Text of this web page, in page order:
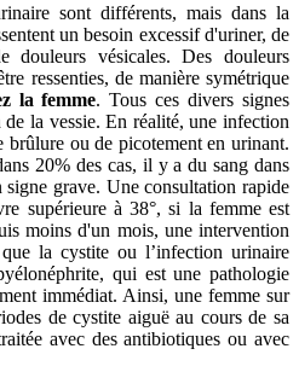
sont différents, mais dans la
un besoin excessif d'uriner, de
douleurs vésicales. Des douleurs
ressenties, de manière symétrique
la femme. Tous ces divers signes
la vessie. En réalité, une infection
brûlure ou de picotement en urinant.
20% des cas, il y a du sang dans
signe grave. Une consultation rapide
supérieure à 38°, si la femme est
moins d'un mois, une intervention
la cystite ou l’infection urinaire
qui est une pathologie
immédiat. Ainsi, une femme sur
de cystite aiguë au cours de sa
avec des antibiotiques ou avec